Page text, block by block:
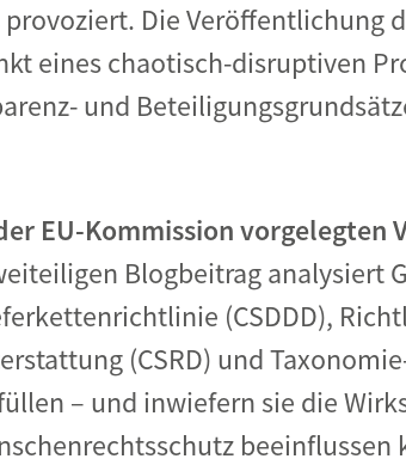
Die Veröffentlichung
eines chaotisch-disruptiven
und
EU-Kommission vorgelegten
Blogbeitrag analysiert
(CSDDD),
(CSRD) und
– und inwiefern sie die
beeinflussen